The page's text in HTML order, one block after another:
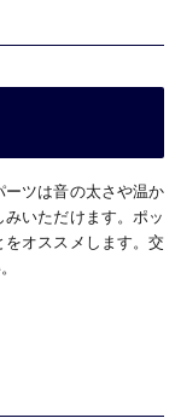
ツは音の太さや温か
いただけます。ポッ
オススメします。交